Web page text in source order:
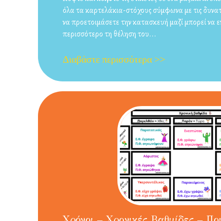
όλα τα καρτελάκια-στόχους σύμφωνα με τις
να προετοιμάσετε την κατασκευή μαζί μπορεί να
περισσότερο τη θέληση του...
Διαβάστε περισσότερα >>